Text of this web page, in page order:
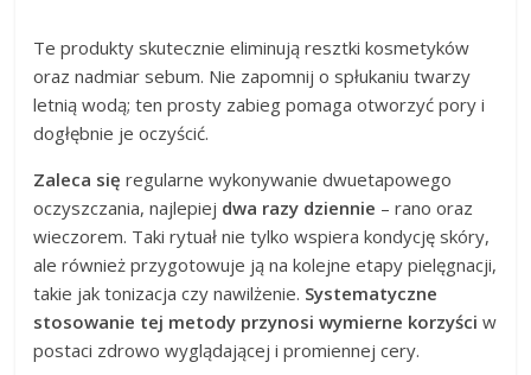
Te produkty skutecznie eliminują resztki kosmetyków
oraz nadmiar sebum. Nie zapomnij o spłukaniu twarzy
letnią wodą; ten prosty zabieg pomaga otworzyć pory i
dogłębnie je oczyścić.
Zaleca się regularne wykonywanie dwuetapowego
oczyszczania, najlepiej dwa razy dziennie – rano oraz
wieczorem. Taki rytuał nie tylko wspiera kondycję skóry,
ale również przygotowuje ją na kolejne etapy pielęgnacji,
takie jak tonizacja czy nawilżenie. Systematyczne
stosowanie tej metody przynosi wymierne korzyści w
postaci zdrowo wyglądającej i promiennej cery.